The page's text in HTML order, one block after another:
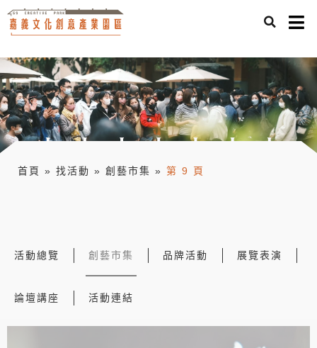
首頁 » 找活動 » 創藝市集 » 第 9 頁
活動總覽 創藝市集 品牌活動 展覽表演
論壇講座 活動連結